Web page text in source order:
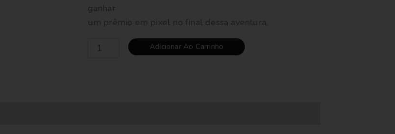
ganhar
um prêmio em pixel no final dessa aventura.
Adicionar Ao Carrinho